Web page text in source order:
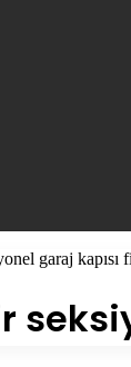
garaj kapısı